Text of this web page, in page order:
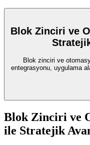
Blok Zinciri ve
Blok zinciri ve
entegrasyonu, uygulama
Blok Zinciri ve
ile Stratejik